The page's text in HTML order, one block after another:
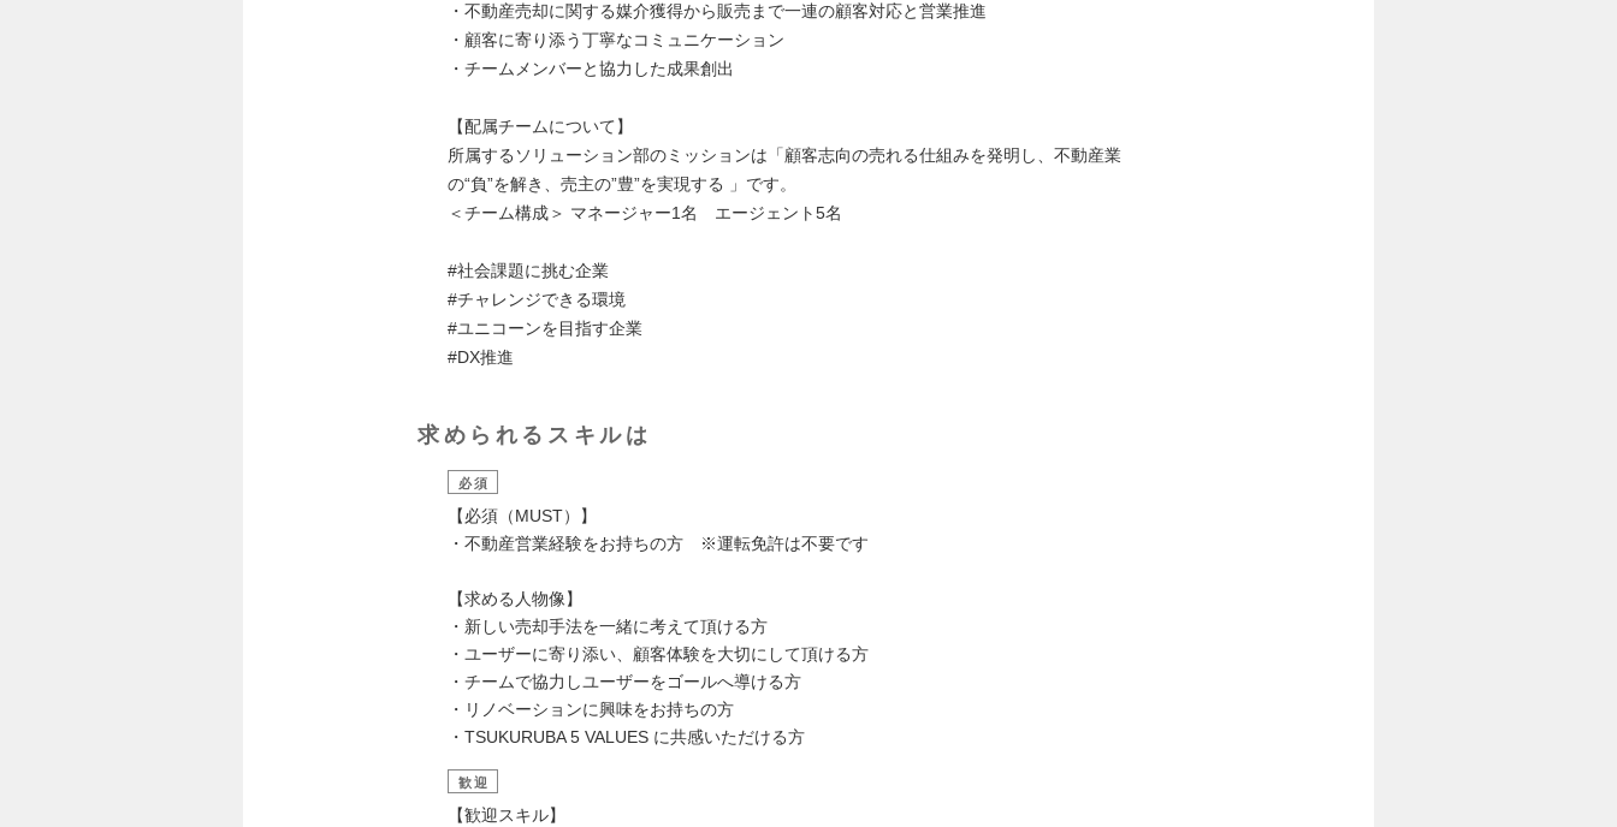
・不動産売却に関する媒介獲得から販売まで一連の顧客対応と営業推進
・顧客に寄り添う丁寧なコミュニケーション
・チームメンバーと協力した成果創出
【配属チームについて】
所属するソリューション部のミッションは「顧客志向の売れる仕組みを発明し、不動産業
の“負”を解き、売主の”豊”を実現する 」です。
＜チーム構成＞ マネージャー1名 エージェント5名
#社会課題に挑む企業
#チャレンジできる環境
#ユニコーンを目指す企業
#DX推進
求められるスキルは
必須
【必須（MUST）】
・不動産営業経験をお持ちの方 ※運転免許は不要です
【求める人物像】
・新しい売却手法を一緒に考えて頂ける方
・ユーザーに寄り添い、顧客体験を大切にして頂ける方
・チームで協力しユーザーをゴールへ導ける方
・リノベーションに興味をお持ちの方
・TSUKURUBA 5 VALUES に共感いただける方
歓迎
【歓迎スキル】